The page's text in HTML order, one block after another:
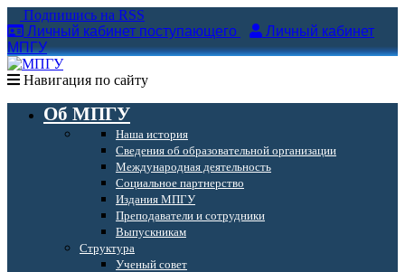
Подпишись на RSS
Личный кабинет поступающего
Личный кабинет
МПГУ
Навигация по сайту
Об МПГУ
Наша история
Сведения об образовательной организации
Международная деятельность
Социальное партнерство
Издания МПГУ
Преподаватели и сотрудники
Выпускникам
Структура
Ученый совет